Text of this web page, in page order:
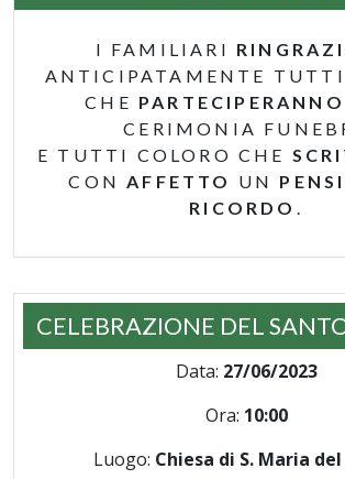
I FAMILIARI
ANTICIPATAMENTE TUTTI
CHE PARTECIPERANNO
CERIMONIA
E TUTTI COLORO CHE
CONAFFETTO UN
RICORDO .
CELEBRAZIONE DEL
Data: 27/06/2023
Ora: 10:00
Luogo: Chiesa di S. Maria